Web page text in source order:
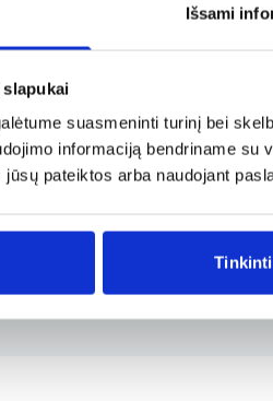
Išsami
suasmeninti turinį bei
informaciją bendriname
pateiktos arba naudojant
Tinkinti
akcijas ir
apie geriausius
to, rezervuojant bilietus
kitus patogumus, kurie
dienomis, nes tuomet
už registruotą lagaminą.